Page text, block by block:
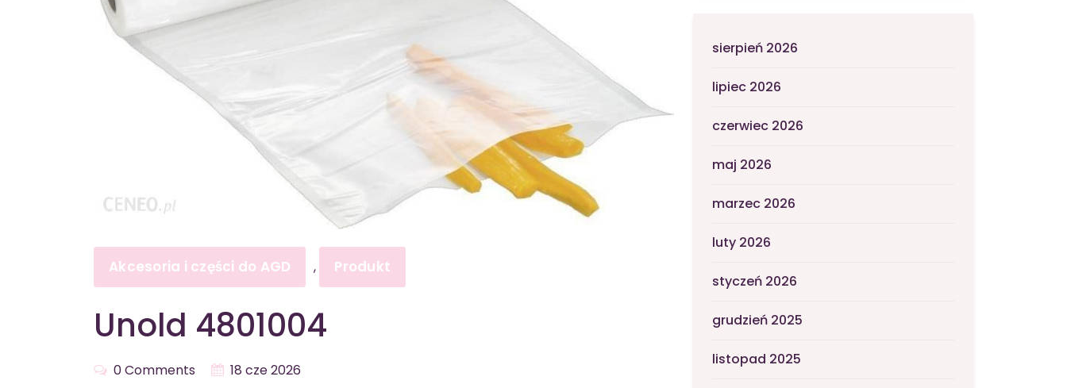
Akcesoria i części do AGD , Produkt
Unold 4801004
0 Comments 18 cze 2026
sierpień 2026
lipiec 2026
czerwiec 2026
maj 2026
marzec 2026
luty 2026
styczeń 2026
grudzień 2025
listopad 2025